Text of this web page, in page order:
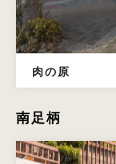
肉の原
南足柄